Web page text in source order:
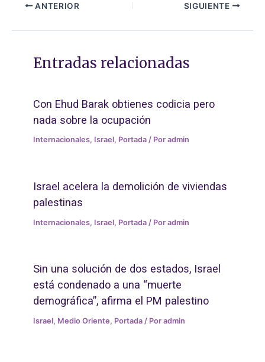
ANTERIOR SIGUIENTE
Entradas relacionadas
Con Ehud Barak obtienes codicia pero
nada sobre la ocupación
Internacionales, Israel, Portada / Poradmin
Israel acelera la demolición de viviendas
palestinas
Internacionales, Israel, Portada / Poradmin
Sin una solución de dos estados, Israel
está condenado a una “muerte
demográfica”, afirma el PM palestino
Israel, Medio Oriente, Portada / Poradmin